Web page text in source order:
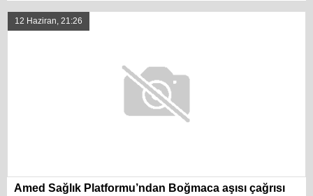
12 Haziran, 21:26
Amed Sağlık Platformu’ndan Boğmaca aşısı çağrısı